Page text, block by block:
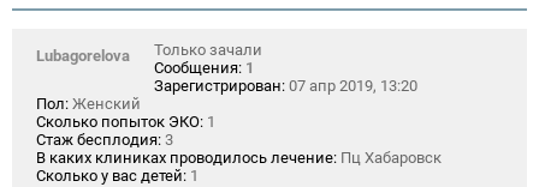
и
Lubagorelova
Только зачали
Сообщения: 1
Зарегистрирован: 07 апр 2019, 13:20
Пол: Женский
Сколько попыток ЭКО: 1
Стаж бесплодия: 3
В каких клиниках проводилось лечение: Пц Хабаровск
Сколько у вас детей: 1